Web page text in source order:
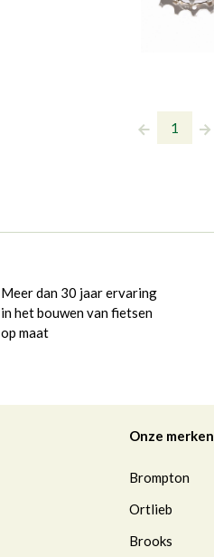
1
Meer dan 30 jaar ervaring
in het bouwen van fietsen
op maat
Onze merken
Brompton
Ortlieb
Brooks